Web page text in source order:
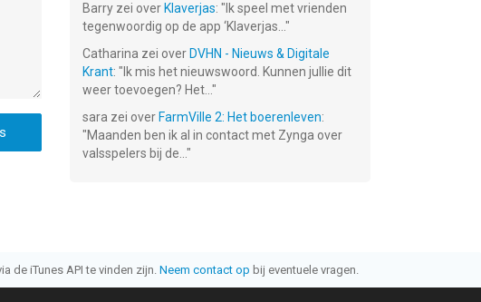
Barry zei over Klaverjas: " Ik speel met vrienden
tegenwoordig op de app ‘Klaverjas... "
Catharina zei over DVHN - Nieuws & Digitale
Krant: " Ik mis het nieuwswoord. Kunnen jullie dit
weer toevoegen? Het... "
sara zei over FarmVille 2: Het boerenleven:
"Maanden ben ik al in contact met Zynga over
valsspelers bij de... "
de iTunes API te vinden zijn. Neem contact op bij eventuele vragen.